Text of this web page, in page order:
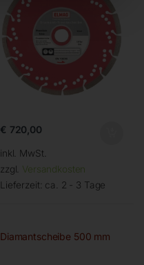
€ 720,00
inkl. MwSt.
zzgl. Versandkosten
Lieferzeit: ca. 2 - 3 Tage
Diamantscheibe 500 mm